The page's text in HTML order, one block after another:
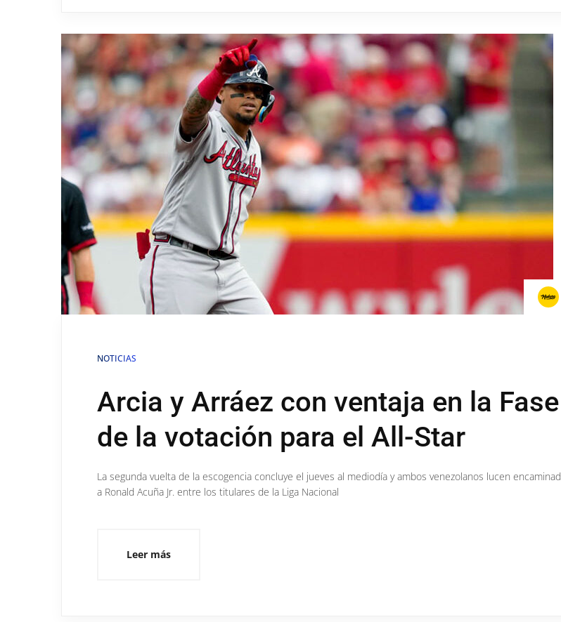
NOTICIAS
Arcia y Arráez con ventaja en la
de la votación para el All-Star
La segunda vuelta de la escogencia concluye el jueves al mediodía y ambos venezolanos lucen
a Ronald Acuña Jr. entre los titulares de la Liga Nacional
Leer más